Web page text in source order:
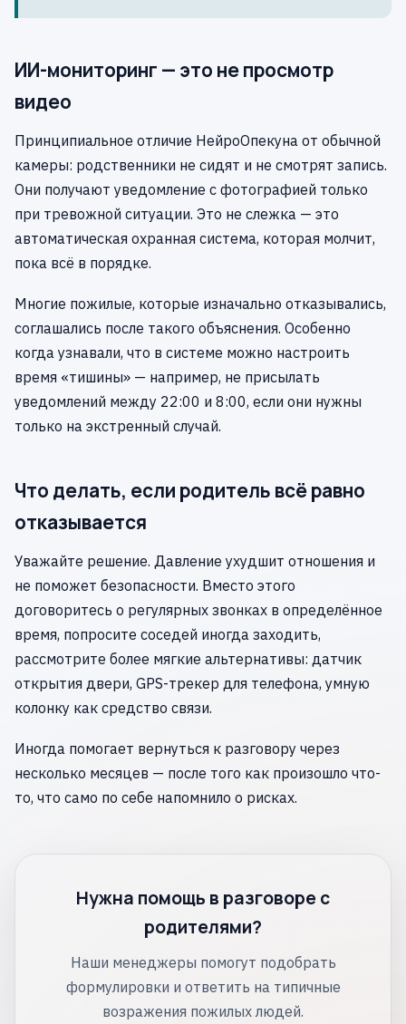
ИИ-мониторинг — это не просмотр
видео
Принципиальное отличие НейроОпекуна от обычной
камеры: родственники не сидят и не смотрят запись.
Они получают уведомление с фотографией только
при тревожной ситуации. Это не слежка — это
автоматическая охранная система, которая молчит,
пока всё в порядке.
Многие пожилые, которые изначально отказывались,
соглашались после такого объяснения. Особенно
когда узнавали, что в системе можно настроить
время «тишины» — например, не присылать
уведомлений между 22:00 и 8:00, если они нужны
только на экстренный случай.
Что делать, если родитель всё равно
отказывается
Уважайте решение. Давление ухудшит отношения и
не поможет безопасности. Вместо этого
договоритесь о регулярных звонках в определённое
время, попросите соседей иногда заходить,
рассмотрите более мягкие альтернативы: датчик
открытия двери, GPS-трекер для телефона, умную
колонку как средство связи.
Иногда помогает вернуться к разговору через
несколько месяцев — после того как произошло что-
то, что само по себе напомнило о рисках.
Нужна помощь в разговоре с
родителями?
Наши менеджеры помогут подобрать
формулировки и ответить на типичные
возражения пожилых людей.